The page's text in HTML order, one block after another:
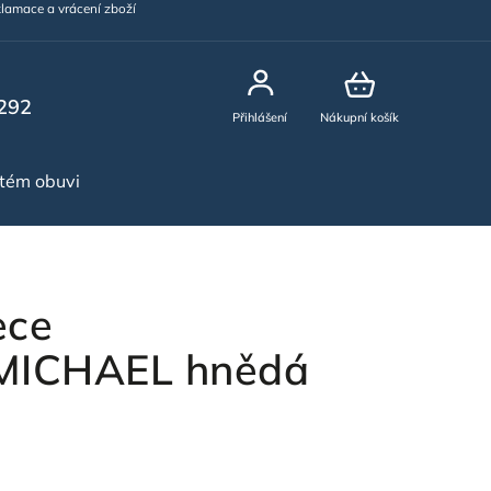
a vrácení zboží
Nákupní košík
Přihlášení
obuvi
hnědá